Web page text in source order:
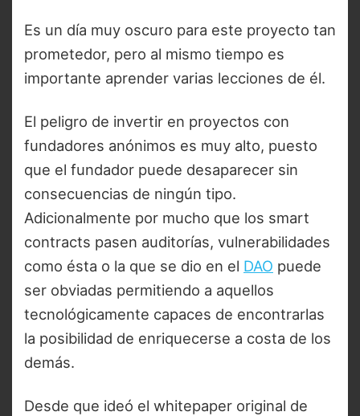
Es un día muy oscuro para este proyecto tan
prometedor, pero al mismo tiempo es
importante aprender varias lecciones de él.
El peligro de invertir en proyectos con
fundadores anónimos es muy alto, puesto
que el fundador puede desaparecer sin
consecuencias de ningún tipo.
Adicionalmente por mucho que los smart
contracts pasen auditorías, vulnerabilidades
como ésta o la que se dio en el DAO puede
ser obviadas permitiendo a aquellos
tecnológicamente capaces de encontrarlas
la posibilidad de enriquecerse a costa de los
demás.
Desde que ideó el whitepaper original de